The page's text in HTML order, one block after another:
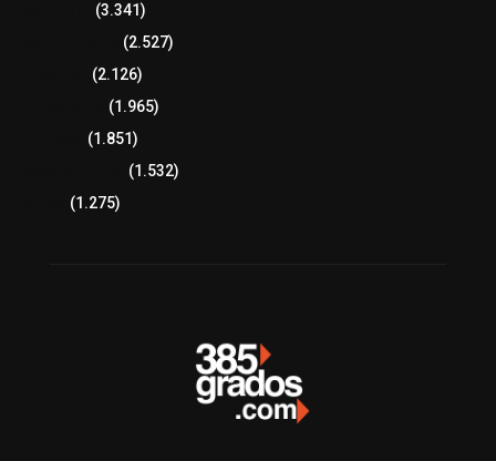
(3.341)
(2.527)
(2.126)
(1.965)
(1.851)
(1.532)
(1.275)